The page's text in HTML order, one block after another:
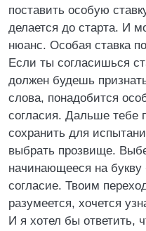
поставить особую
делается до старта. И
нюанс. Особая ставка
Если ты согласишься
должен будешь
слова, понадобится
согласия. Дальше тебе
сохранить для
выбрать прозвище.
начинающееся на букву
согласие. Твоим
разумеется, хочется
И я хотел бы ответить,